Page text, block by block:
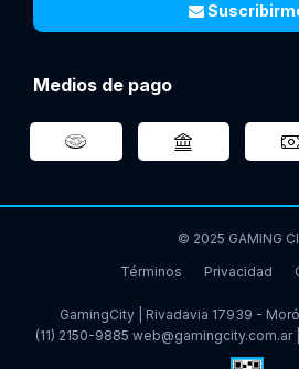
Medios de pago
© 2025 GAMING
Términos
Privacidad
GamingCity | Rivadavia 17939 -
(11) 2150-9885 web@gamingcity.com.ar